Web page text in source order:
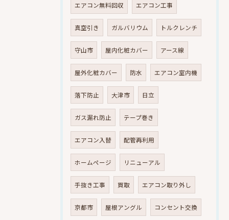
エアコン無料回収 エアコン工事
真空引き ガルバリウム トルクレンチ
守山市 屋内化粧カバー アース線
屋外化粧カバー 防水 エアコン室内機
落下防止 大津市 日立
ガス漏れ防止 テープ巻き
エアコン入替 配管再利用
ホームページ リニューアル
手抜き工事 買取 エアコン取り外し
京都市 屋根アングル コンセント交換